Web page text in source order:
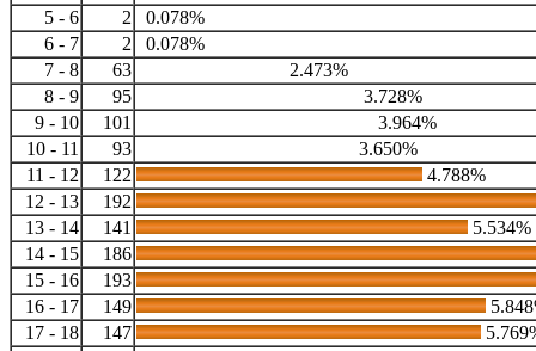
5 - 6
2
0.078%
6 - 7
2
0.078%
7 - 8
63
2.473%
8 - 9
95
3.728%
9 - 10
101
3.964%
10 - 11
93
3.650%
11 - 12
122
4.788%
12 - 13
192
13 - 14
141
5.534%
14 - 15
186
15 - 16
193
16 - 17
149
17 - 18
147